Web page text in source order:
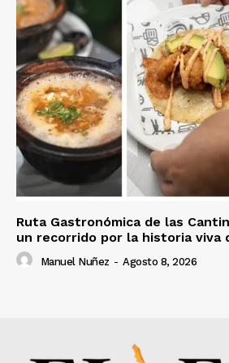
Ruta Gastronómica de las
un recorrido por la historia viva
Manuel Nuñez - Agosto 8, 2026